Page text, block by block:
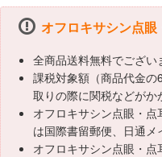
オフロキサシン点眼
全商品送料無料でござい
課税対象額（商品代金
取りの際に関税などがか
オフロキサシン点眼・
は国際書留郵便、日通メ
オフロキサシン点眼・